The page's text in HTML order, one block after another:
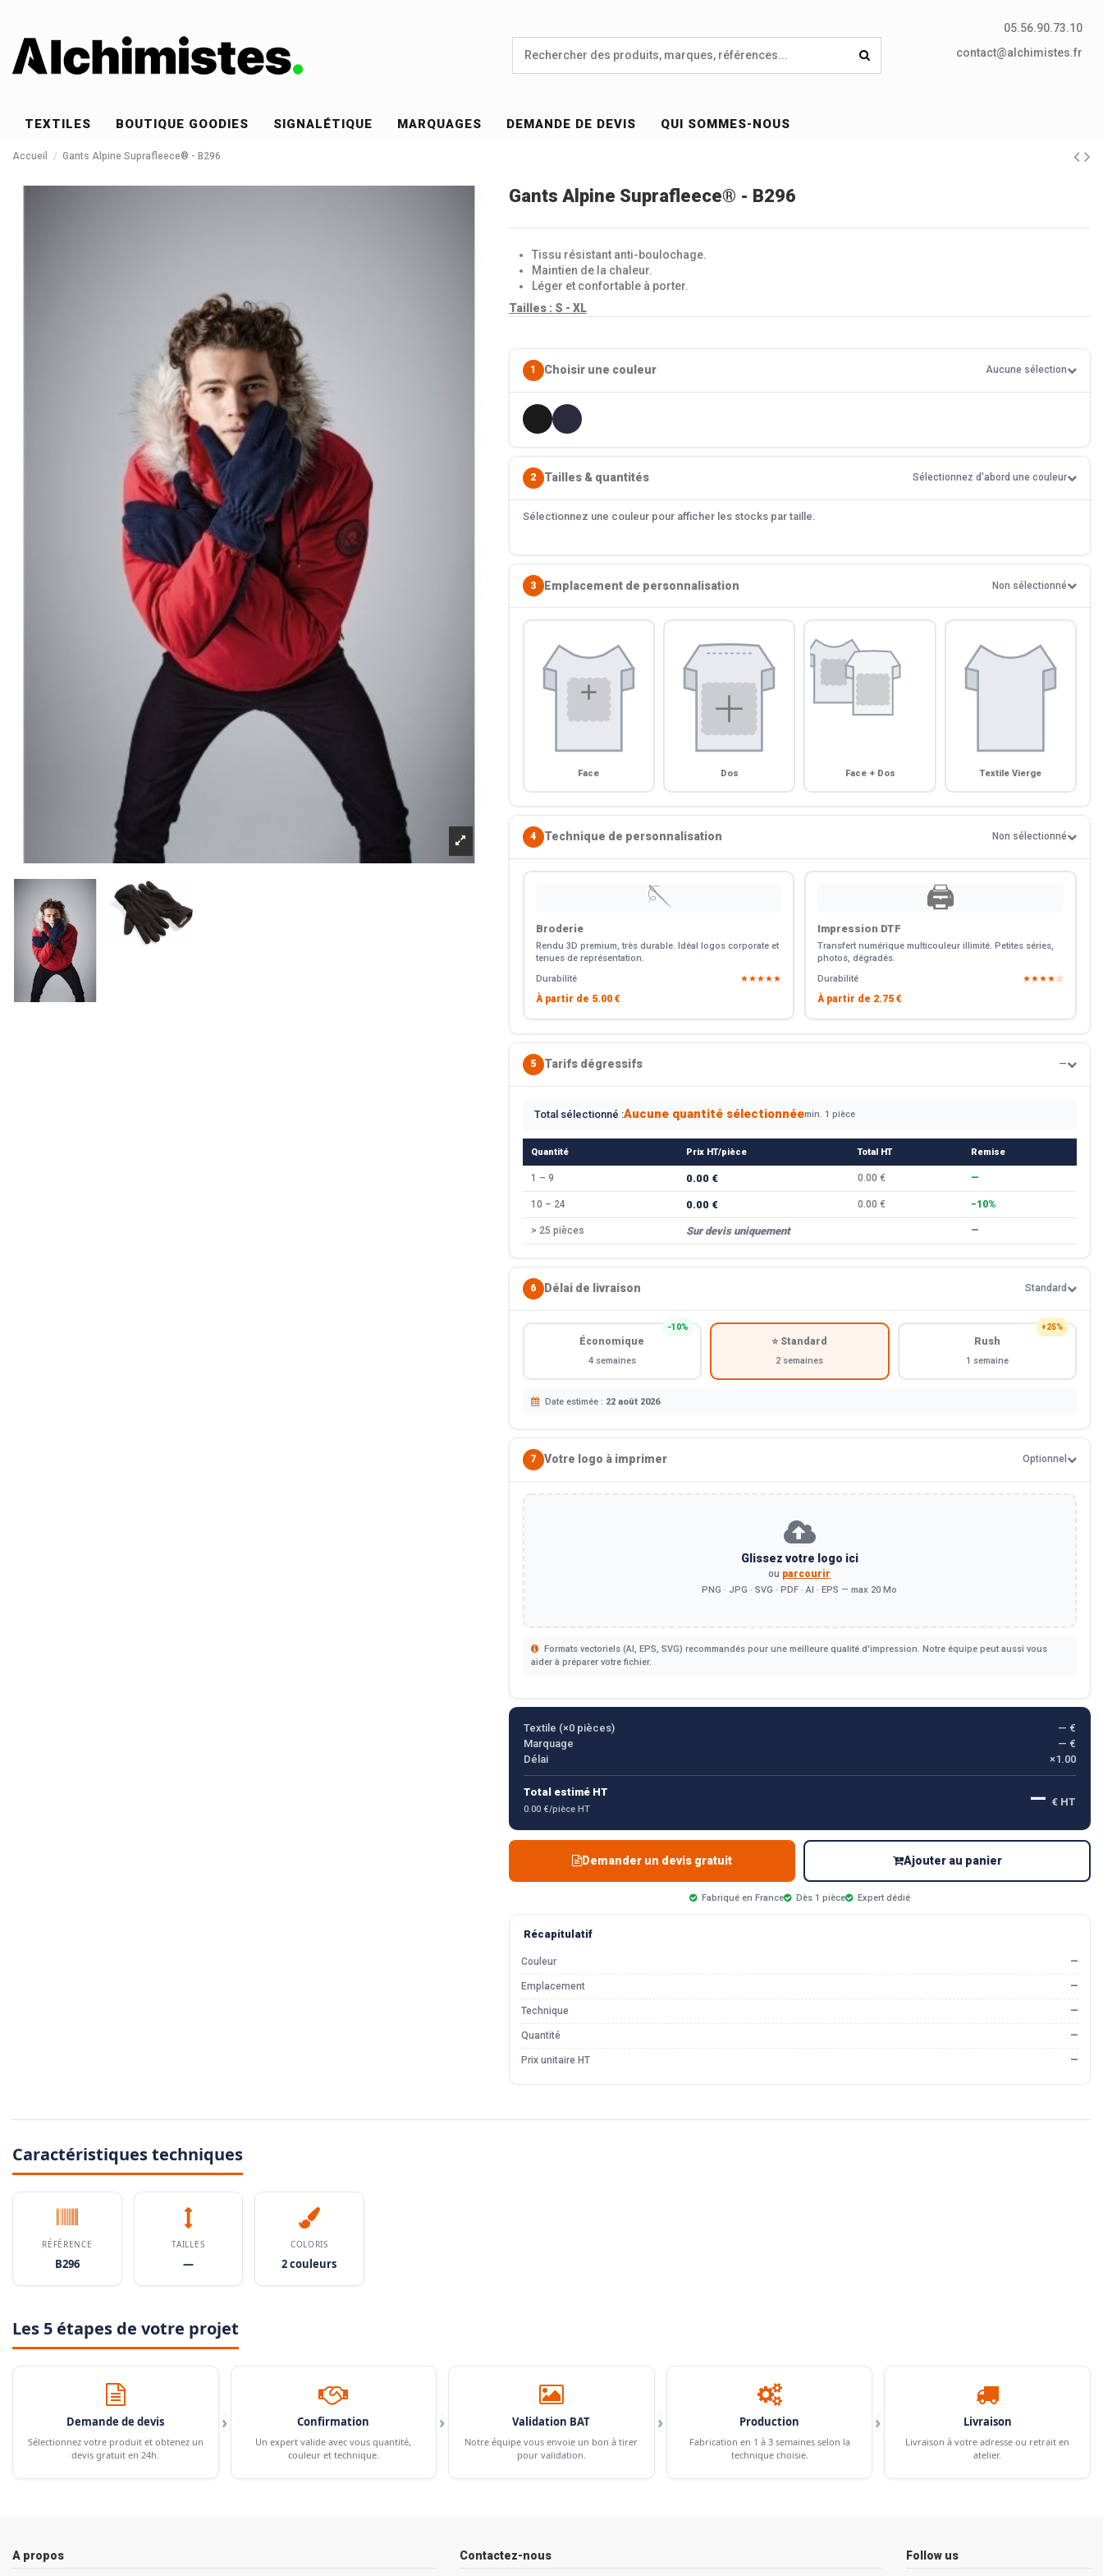
05.56.90.73.10
contact@alchimistes.fr
TEXTILES BOUTIQUE GOODIES SIGNALÉTIQUE MARQUAGES DEMANDE DE DEVIS QUI SOMMES-NOUS
Accueil Gants Alpine Suprafleece® - B296
Gants Alpine Suprafleece® - B296
Tissu résistant anti-boulochage.
Maintien de la chaleur.
Léger et confortable à porter.
Tailles : S - XL
1 Choisir une couleur Aucune sélection
2 Tailles & quantités Sélectionnez d'abord une couleur
Sélectionnez une couleur pour afficher les stocks par taille.
3 Emplacement de personnalisation Non sélectionné
Face Dos Face + Dos Textile Vierge
4 Technique de personnalisation Non sélectionné
🪡
Broderie
Rendu 3D premium, très durable. Idéal logos corporate et
tenues de représentation.
Durabilité
★★★★★
À partir de 5.00 €
🖨️
Impression DTF
Transfert numérique multicouleur illimité. Petites séries,
photos, dégradés.
Durabilité
★★★★☆
À partir de 2.75 €
5 Tarifs dégressifs —
Total sélectionné :Aucune quantité sélectionnéemin. 1 pièce
Quantité Prix HT/pièce Total HT Remise
1 – 9 0.00 € 0.00 € —
10 – 24 0.00 € 0.00 € −10%
> 25 pièces Sur devis uniquement —
6 Délai de livraison Standard
−10%
Économique
4 semaines
⭐ Standard
2 semaines
+25%
Rush
1 semaine
Date estimée : 22 août 2026
7 Votre logo à imprimer Optionnel
Glissez votre logo ici
ou parcourir
PNG · JPG · SVG · PDF · AI · EPS — max 20 Mo
Formats vectoriels (AI, EPS, SVG) recommandés pour une meilleure qualité d'impression. Notre équipe peut aussi vous
aider à préparer votre fichier.
Textile (×0pièces)
— €
Marquage
— €
Délai
×1.00
Total estimé HT
0.00 €/pièce HT — € HT
Demander un devis gratuit Ajouter au panier
Fabriqué en France Dès 1 pièce Expert dédié
Récapitulatif
Couleur —
Emplacement —
Technique —
Quantité —
Prix unitaire HT —
Caractéristiques techniques
RÉFÉRENCE
B296
TAILLES
—
COLORIS
2 couleurs
Les 5 étapes de votre projet
Demande de devis
Sélectionnez votre produit et obtenez un
devis gratuit en 24h.
› Confirmation
Un expert valide avec vous quantité,
couleur et technique.
› Validation BAT
Notre équipe vous envoie un bon à tirer
pour validation.
› Production
Fabrication en 1 à 3 semaines selon la
technique choisie.
› Livraison
Livraison à votre adresse ou retrait en
atelier.
A propos Contactez-nous Follow us